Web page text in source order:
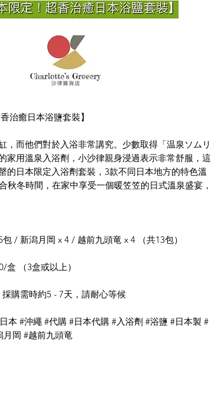
治癒日本浴鹽套裝】
，而他們對於入浴非常講究。少數取得「温泉ソムリ
家用溫泉入浴劑，小沙律親身浸過表示非常舒服，這
的日本限定入浴劑套裝，3款不同日本地方的特色溫
秋冬時間，在家中享受一個暖笠笠的日式溫泉盛宴，
包 / 新潟月岡 x 4 / 越前九頭竜 x 4 （共13包）
盒 （3盒或以上）
購需時約5 - 7天，請耐心等候
本 #沖繩 #代購 #日本代購 #入浴劑 #浴鹽 #日本製 #
岡 #越前九頭竜